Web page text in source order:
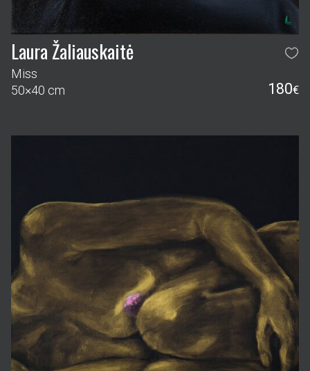
Laura Žaliauskaitė
Miss
50×40 cm
180€